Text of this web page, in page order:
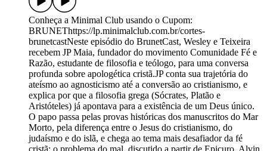
Conheça a Minimal Club usando o Cupom:
BRUNEThttps://lp.minimalclub.com.br/cortes-
brunetcastNeste episódio do BrunetCast, Wesley e Teixeira
recebem JP Maia, fundador do movimento Comunidade Fé e
Razão, estudante de filosofia e teólogo, para uma conversa
profunda sobre apologética cristã.JP conta sua trajetória do
ateísmo ao agnosticismo até a conversão ao cristianismo, e
explica por que a filosofia grega (Sócrates, Platão e
Aristóteles) já apontava para a existência de um Deus único.
O papo passa pelas provas históricas dos manuscritos do Mar
Morto, pela diferença entre o Jesus do cristianismo, do
judaísmo e do islã, e chega ao tema mais desafiador da fé